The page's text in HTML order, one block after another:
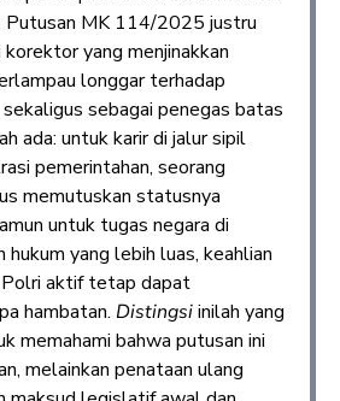
Putusan MK 114/2025 justru
yang menjinakkan
longgar terhadap
sebagai penegas batas
ada: untuk karir di jalur sipil
pemerintahan, seorang
memutuskan statusnya
untuk tugas negara di
hukum yang lebih luas, keahlian
aktif tetap dapat
hambatan. Distingsiinilah yang
memahami bahwa putusan ini
melainkan penataan ulang